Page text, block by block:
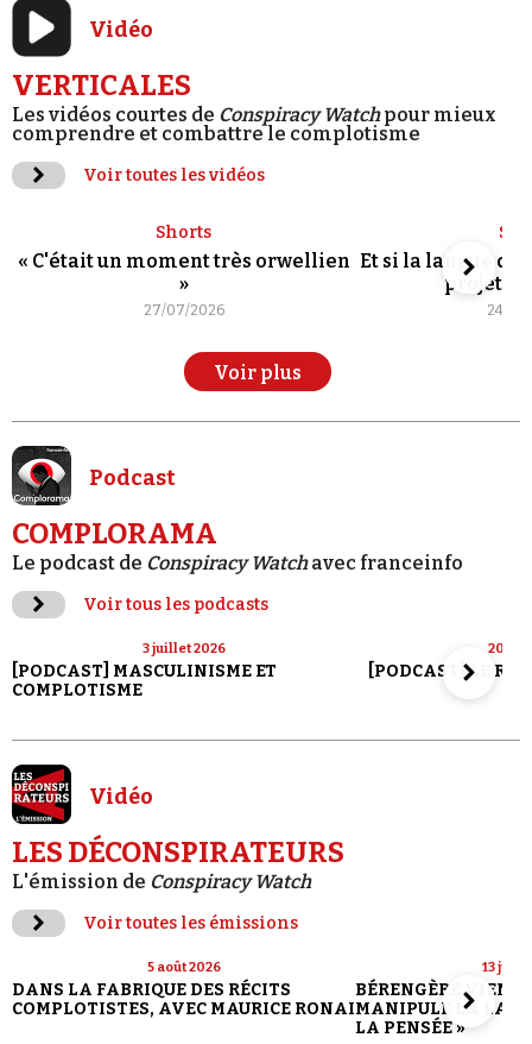
Vidéo
VERTICALES
Les vidéos courtes de Conspiracy Watchpour mieux
comprendre et combattre le complotisme
Voir toutes les vidéos
Shorts
« C'était un moment très orwellien
»
27/07/2026
Et si la langue de
projet
24/
Voir plus
Podcast
COMPLORAMA
Le podcast de Conspiracy Watchavec franceinfo
Voir tous les podcasts
3 juillet 2026
[PODCAST] MASCULINISME ET
COMPLOTISME
20
[PODCAST] LE
Vidéo
LES DÉCONSPIRATEURS
L'émission de Conspiracy Watch
Voir toutes les émissions
5 août 2026
DANS LA FABRIQUE DES RÉCITS
COMPLOTISTES, AVEC MAURICE RONAI
13
BÉRENGÈRE
MANIPULE LA
LA PENSÉE »